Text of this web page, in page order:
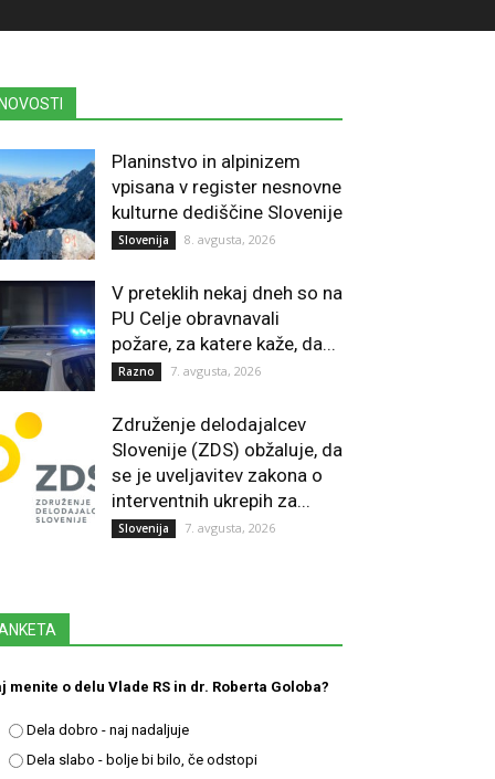
Planinstvo in alpinizem
vpisana v register nesnovne
kulturne dediščine Slovenije
Slovenija 8. avgusta, 2026
V preteklih nekaj dneh so na
PU Celje obravnavali
požare, za katere kaže, da...
Razno 7. avgusta, 2026
Združenje delodajalcev
Slovenije (ZDS) obžaluje, da
se je uveljavitev zakona o
interventnih ukrepih za...
Slovenija 7. avgusta, 2026
menite o delu Vlade RS in dr. Roberta Goloba?
Dela dobro - naj nadaljuje
Dela slabo - bolje bi bilo, če odstopi